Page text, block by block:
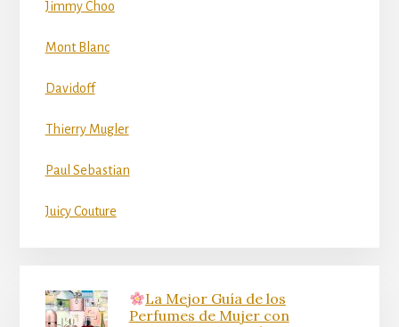
Jimmy Choo
Mont Blanc
Davidoff
Thierry Mugler
Paul Sebastian
Juicy Couture
La Mejor Guía de los
Perfumes de Mujer con